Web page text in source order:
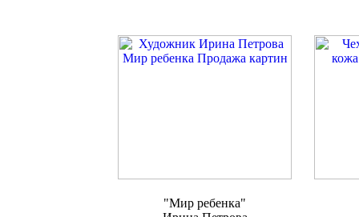
"Мир ребенка"